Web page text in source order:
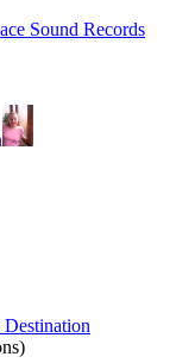
Sound Records